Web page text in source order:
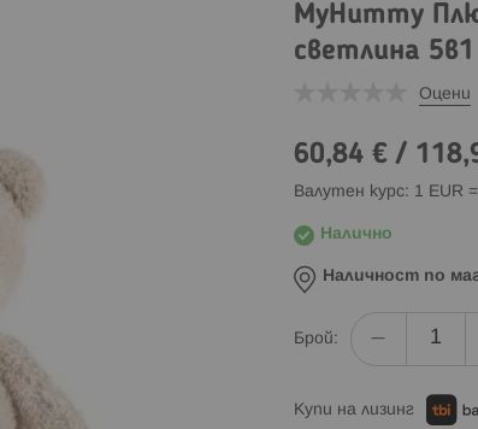
MyHummy
светлина
Оцени
60,84 €/
Валутен курс: 1 EUR
Налично
Наличност по
Брой:
Купи на лизинг